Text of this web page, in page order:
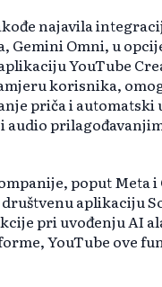
najavila
Gemini Omni, u
YouTube
korisnika,
priča i automatski
audio
poput Meta i
aplikaciju
pri uvođenju AI
YouTube ove